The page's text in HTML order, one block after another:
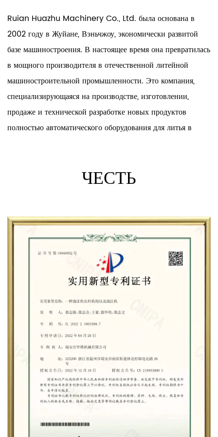
Литейные детали известны своей выдающейся
долговечностью и прочностью. Процесс
заполнения формы расплавленным металлом
приводит к созданию компонентов, устойчивых к
значительному износу. Так, автомобильные детали,
изготовленные методом литья (тормозные роторы,
компоненты подвески), благодаря своей
прочности обеспечивают длительную
в условиях эксплуатации.
Экономическая эффективность
Процесс литья характеризуется высокой
экономической эффективностью, особенно при
крупносерийном производстве. После создания
пресс-формы производство множественных
литейных изделий становится относительно
недорогим. Это делает литейные технологии
популярным выбором для производителей,
которым требуется выпуск больших объемов
компонентов без ущерба для качества. В
автомобильной промышленности это позволяет
такие как колесные диски, шасси, компоненты
Ruian Huazhu Machinery Co., Ltd. была основана в
2002 году в Жуйане, Вэньчжоу, экономически развитой
базе машиностроения. В настоящее время она превратилась
в мощного производителя в отечественной литейной
машиностроительной промышленности. Это компания,
специализирующаяся на производстве, изготовлении,
продаже и технической разработке новых продуктов
полностью автоматического оборудования для литья в
пескострельных машин, литейных машин и форм.
ЧЕСТЬ